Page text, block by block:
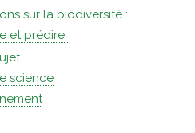
sur la biodiversité :
et prédire
science